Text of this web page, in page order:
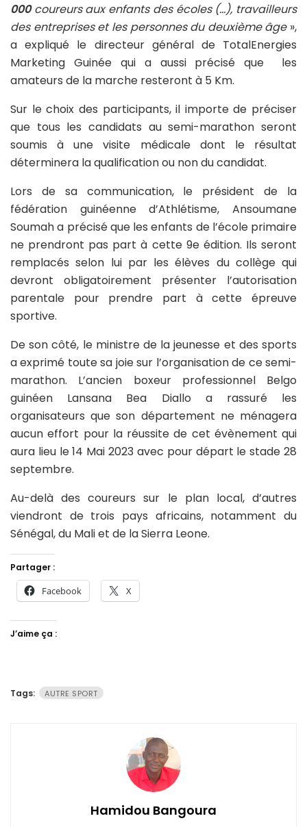
000coureurs aux enfants des écoles (…), travailleurs
des entreprises et les personnes du deuxième âge»,
a expliqué le directeur général de TotalEnergies
Marketing Guinée qui a aussi précisé que les
amateurs de la marche resteront à 5 Km.
Sur le choix des participants, il importe de préciser
que tous les candidats au semi-marathon seront
soumis à une visite médicale dont le résultat
déterminera la qualification ou non du candidat.
Lors de sa communication, le président de la
fédération guinéenne d’Athlétisme, Ansoumane
Soumah a précisé que les enfants de l’école primaire
ne prendront pas part à cette 9e édition. Ils seront
remplacés selon lui par les élèves du collège qui
devront obligatoirement présenter l’autorisation
parentale pour prendre part à cette épreuve
sportive.
De son côté, le ministre de la jeunesse et des sports
a exprimé toute sa joie sur l’organisation de ce semi-
marathon. L’ancien boxeur professionnel Belgo
guinéen Lansana Bea Diallo a rassuré les
organisateurs que son département ne ménagera
aucun effort pour la réussite de cet évènement qui
aura lieu le 14 Mai 2023 avec pour départ le stade 28
septembre.
Au-delà des coureurs sur le plan local, d’autres
viendront de trois pays africains, notamment du
Sénégal, du Mali et de la Sierra Leone.
Partager :
Facebook X
J’aime ça :
Tags: AUTRE SPORT
Hamidou Bangoura